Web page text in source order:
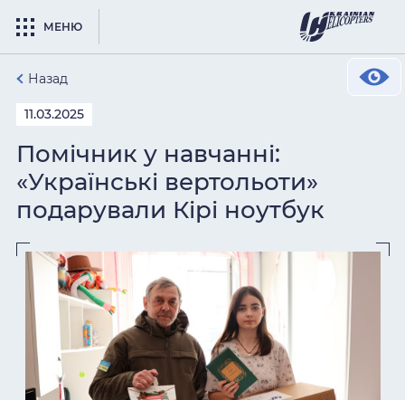
МЕНЮ
Назад
11.03.2025
Помічник у навчанні:
«Українські вертольоти»
подарували Кірі ноутбук